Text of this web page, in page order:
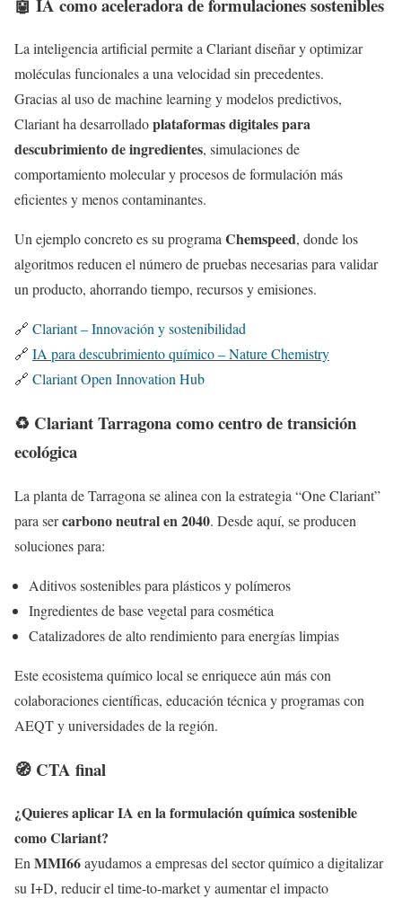
La inteligencia artificial permite a Clariant diseñar y optimizar
moléculas funcionales a una velocidad sin precedentes.
Gracias al uso de machine learning y modelos predictivos,
Clariant ha desarrolladoplataformas digitales para
descubrimiento de ingredientes, simulaciones de
comportamiento molecular y procesos de formulación más
eficientes y menos contaminantes.
Un ejemplo concreto es su programaChemspeed, donde los
algoritmos reducen el número de pruebas necesarias para validar
un producto, ahorrando tiempo, recursos y emisiones.
🔗 Clariant – Innovación y sostenibilidad
🔗 IA para descubrimiento químico – Nature Chemistry
🔗 Clariant Open Innovation Hub
♻️ Clariant Tarragona como centro de transición
ecológica
La planta de Tarragona se alinea con la estrategia “One Clariant”
para sercarbono neutral en 2040. Desde aquí, se producen
soluciones para:
Aditivos sostenibles para plásticos y polímeros
Ingredientes de base vegetal para cosmética
Catalizadores de alto rendimiento para energías limpias
Este ecosistema químico local se enriquece aún más con
colaboraciones científicas, educación técnica y programas con
AEQT y universidades de la región.
🧭 CTA final
¿Quieres aplicar IA en la formulación química sostenible
como Clariant?
EnMMI66ayudamos a empresas del sector químico a digitalizar
su I+D, reducir el time-to-market y aumentar el impacto